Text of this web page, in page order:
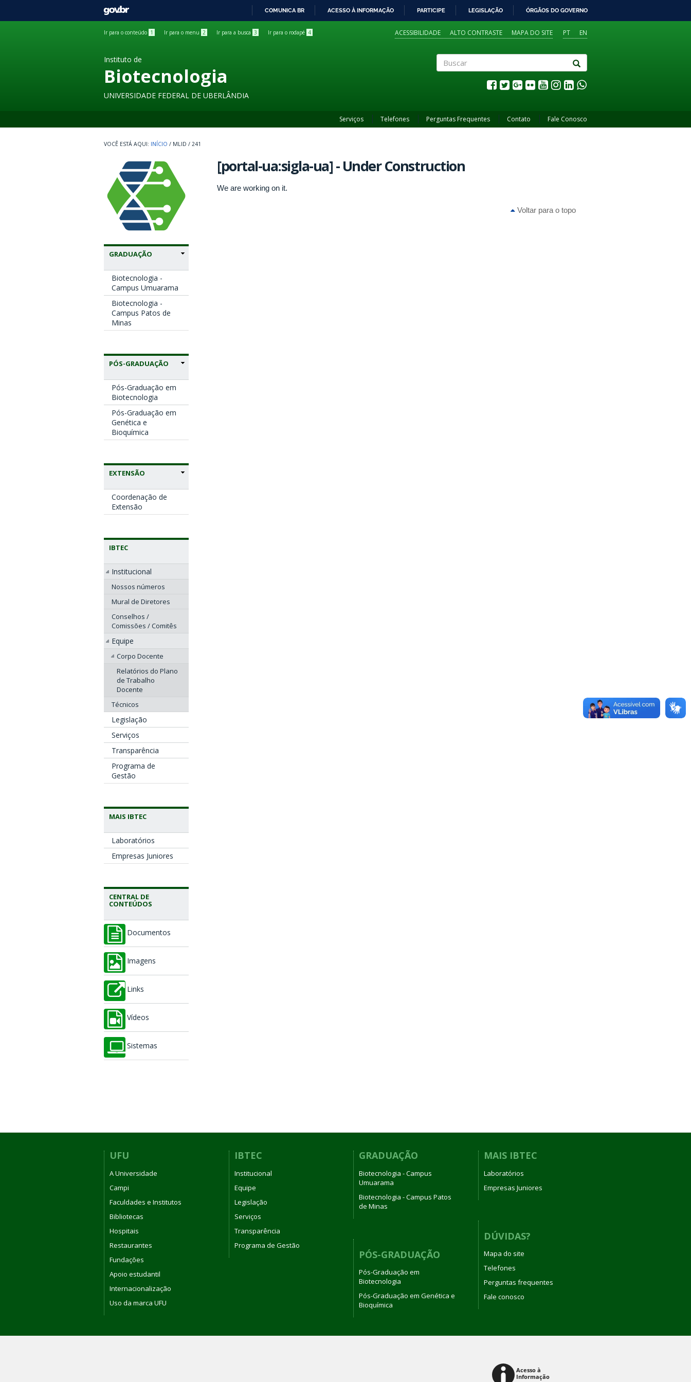
GOVBR
COMUNICA BR ACESSO À INFORMAÇÃO PARTICIPE LEGISLAÇÃO ÓRGÃOS DO GOVERNO
Ir para o conteúdo 1 Ir para o menu 2 Ir para a busca 3 Ir para o rodapé 4 PT EN
ACESSIBILIDADE ALTO CONTRASTE MAPA DO SITE
Instituto de
Biotecnologia
UNIVERSIDADE FEDERAL DE UBERLÂNDIA
Serviços Telefones Perguntas Frequentes Contato Fale Conosco
INÍCIO / MLID / 241
GRADUAÇÃO
Biotecnologia -
Campus Umuarama
Biotecnologia -
Campus Patos de
Minas
PÓS-GRADUAÇÃO
Pós-Graduação em
Biotecnologia
Pós-Graduação em
Genética e
Bioquímica
EXTENSÃO
Coordenação de
Extensão
IBTEC
Institucional
Nossos números
Mural de Diretores
Conselhos /
Comissões / Comitês
Equipe
Corpo Docente
Relatórios do Plano
de Trabalho
Docente
Técnicos
Legislação
Serviços
Transparência
Programa de
Gestão
MAIS IBTEC
Laboratórios
Empresas Juniores
CENTRAL DE
CONTEÚDOS
Documentos
Imagens
Links
Vídeos
Sistemas
[portal-ua:sigla-ua] - Under Construction
We are working on it.
Voltar para o topo
UFU
A Universidade
Campi
Faculdades e Institutos
Bibliotecas
Hospitais
Restaurantes
Fundações
Apoio estudantil
Internacionalização
Uso da marca UFU
IBTEC
Institucional
Equipe
Legislação
Serviços
Transparência
Programa de Gestão
GRADUAÇÃO
Biotecnologia - Campus
Umuarama
Biotecnologia - Campus Patos
de Minas
PÓS-GRADUAÇÃO
Pós-Graduação em
Biotecnologia
Pós-Graduação em Genética e
Bioquímica
MAIS IBTEC
Laboratórios
Empresas Juniores
DÚVIDAS?
Mapa do site
Telefones
Perguntas frequentes
Fale conosco